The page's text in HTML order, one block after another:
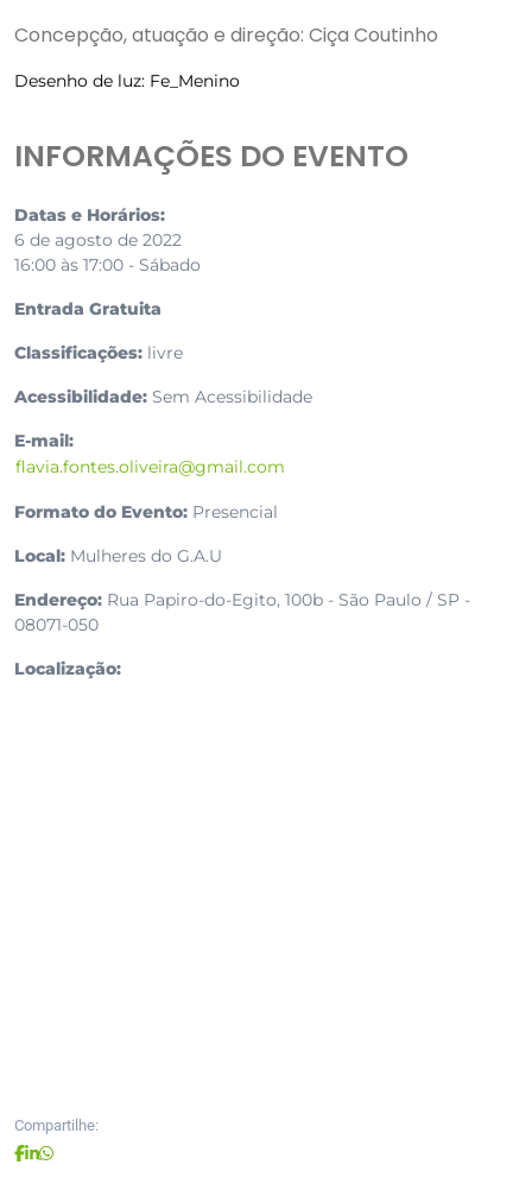
Concepção, atuação e direção: Ciça Coutinho
Desenho de luz: Fe_Menino
INFORMAÇÕES DO EVENTO
Datas e Horários:
6 de agosto de 2022
16:00 às 17:00 - Sábado
Entrada Gratuita
Classificações: livre
Acessibilidade: Sem Acessibilidade
E-mail:
flavia.fontes.oliveira@gmail.com
Formato do Evento: Presencial
Local: Mulheres do G.A.U
Endereço: Rua Papiro-do-Egito, 100b - São Paulo / SP -
08071-050
Localização:
Compartilhe: